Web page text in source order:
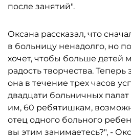
после занятий".
Оксана рассказал, что
в больницу ненадолго, но
хочет, чтобы больше детей
радость творчества.
она в течение трех часов
двадцати больничных
им, 60 ребятишкам,
отец одного больного
вы этим занимаетесь?", -